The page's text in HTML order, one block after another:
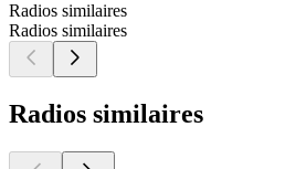
Radios similaires
Radios similaires
Radios similaires